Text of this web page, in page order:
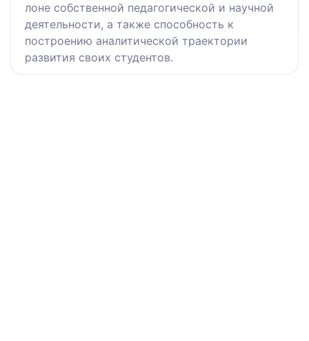
лоне собственной педагогической и научной
деятельности, а также способность к
построению аналитической траектории
развития своих студентов.